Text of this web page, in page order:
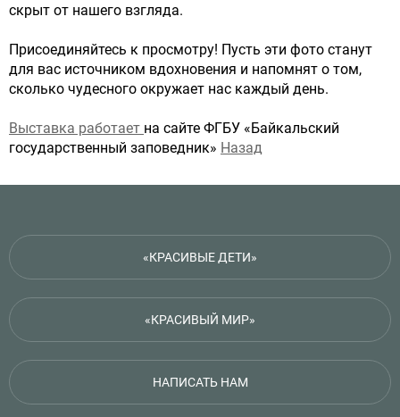
скрыт от нашего взгляда.
Присоединяйтесь к просмотру! Пусть эти фото станут
для вас источником вдохновения и напомнят о том,
сколько чудесного окружает нас каждый день.
Выставка работает на сайте ФГБУ «Байкальский
государственный заповедник» Назад
«КРАСИВЫЕ ДЕТИ»
«КРАСИВЫЙ МИР»
НАПИСАТЬ НАМ